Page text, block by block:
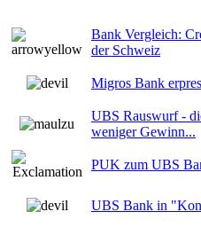
Bank Vergleich:
der Schweiz
Migros Bank
UBS Rauswurf -
weniger Gewinn...
PUK zum UBS
UBS Bank in